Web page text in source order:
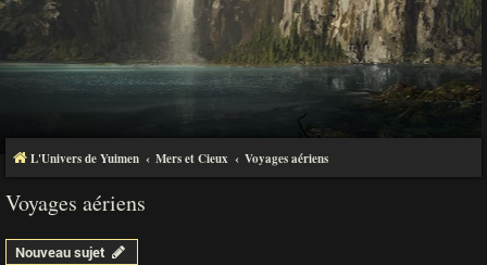
L'Univers de Yuimen Mers et Cieux Voyages aériens
Voyages aériens
Nouveau sujet